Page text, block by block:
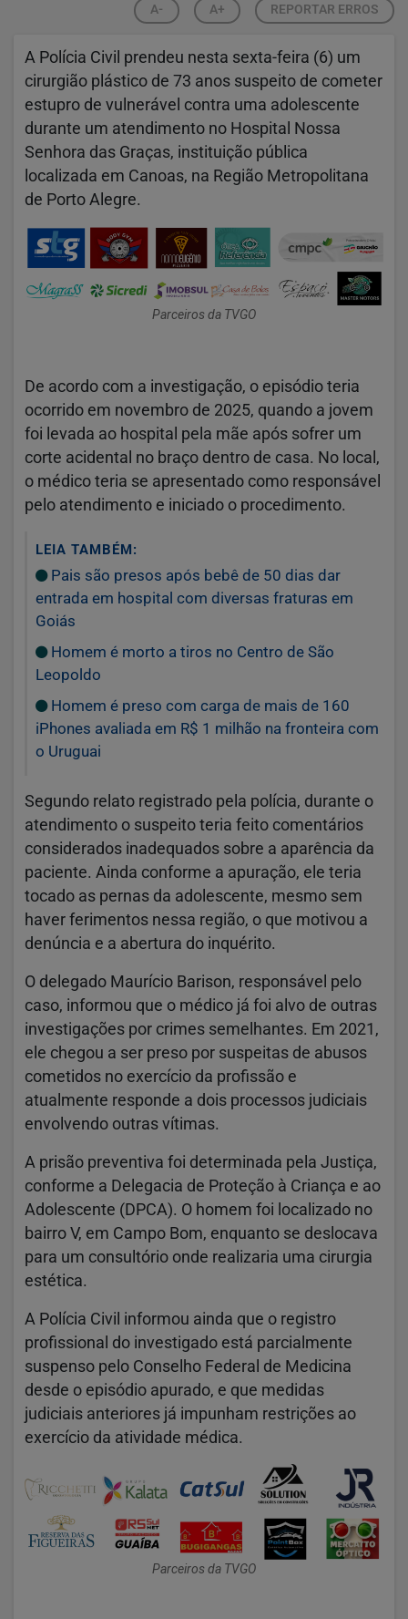
A- A+ REPORTAR ERROS
A Polícia Civil prendeu nesta sexta-feira (6) um
cirurgião plástico de 73 anos suspeito de cometer
estupro de vulnerável contra uma adolescente
durante um atendimento no Hospital Nossa
Senhora das Graças, instituição pública
localizada em Canoas, na Região Metropolitana
de Porto Alegre.
Parceiros da TVGO
De acordo com a investigação, o episódio teria
ocorrido em novembro de 2025, quando a jovem
foi levada ao hospital pela mãe após sofrer um
corte acidental no braço dentro de casa. No local,
o médico teria se apresentado como responsável
pelo atendimento e iniciado o procedimento.
LEIA TAMBÉM:
Pais são presos após bebê de 50 dias dar
entrada em hospital com diversas fraturas em
Goiás
Homem é morto a tiros no Centro de São
Leopoldo
Homem é preso com carga de mais de 160
iPhones avaliada em R$ 1 milhão na fronteira com
o Uruguai
Segundo relato registrado pela polícia, durante o
atendimento o suspeito teria feito comentários
considerados inadequados sobre a aparência da
paciente. Ainda conforme a apuração, ele teria
tocado as pernas da adolescente, mesmo sem
haver ferimentos nessa região, o que motivou a
denúncia e a abertura do inquérito.
O delegado Maurício Barison, responsável pelo
caso, informou que o médico já foi alvo de outras
investigações por crimes semelhantes. Em 2021,
ele chegou a ser preso por suspeitas de abusos
cometidos no exercício da profissão e
atualmente responde a dois processos judiciais
envolvendo outras vítimas.
A prisão preventiva foi determinada pela Justiça,
conforme a Delegacia de Proteção à Criança e ao
Adolescente (DPCA). O homem foi localizado no
bairro V, em Campo Bom, enquanto se deslocava
para um consultório onde realizaria uma cirurgia
estética.
A Polícia Civil informou ainda que o registro
profissional do investigado está parcialmente
suspenso pelo Conselho Federal de Medicina
desde o episódio apurado, e que medidas
judiciais anteriores já impunham restrições ao
exercício da atividade médica.
Parceiros da TVGO